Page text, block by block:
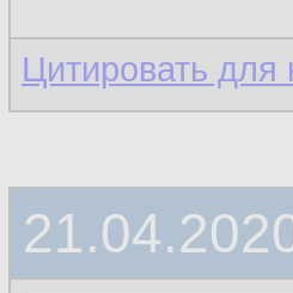
Цитировать для